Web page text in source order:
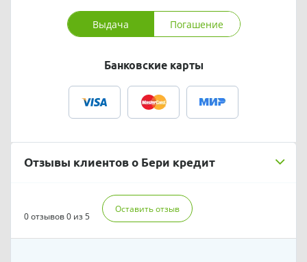
Выдача Погашение
Банковские карты
Отзывы клиентов о Бери кредит
0 отзывов0 из 5
Оставить отзыв